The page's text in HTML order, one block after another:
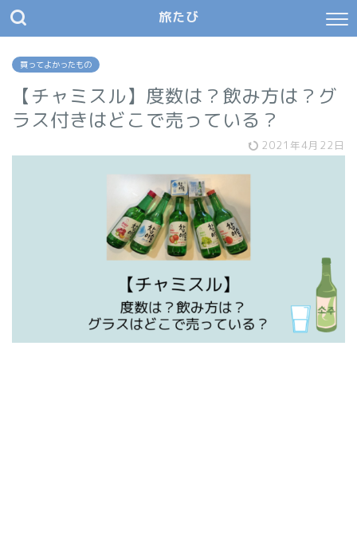
旅たび
買ってよかったもの
【チャミスル】度数は？飲み方は？グ
ラス付きはどこで売っている？
2021年4月22日